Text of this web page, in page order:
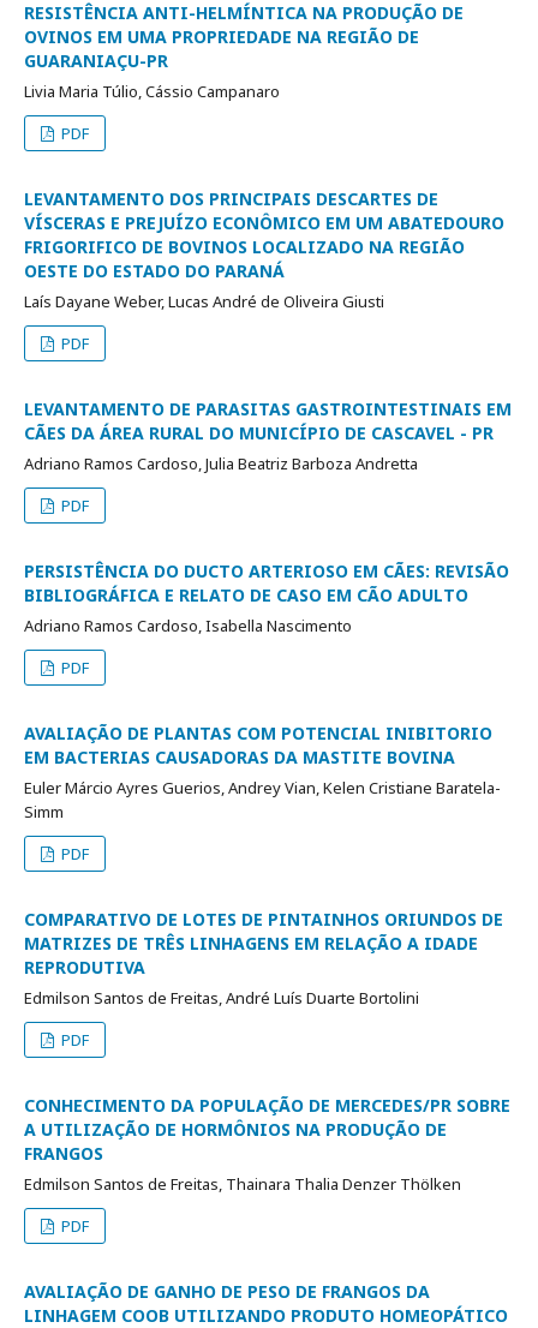
RESISTÊNCIA ANTI-HELMÍNTICA NA PRODUÇÃO DE
OVINOS EM UMA PROPRIEDADE NA REGIÃO DE
GUARANIAÇU-PR
Livia Maria Túlio, Cássio Campanaro
PDF
LEVANTAMENTO DOS PRINCIPAIS DESCARTES DE
VÍSCERAS E PREJUÍZO ECONÔMICO EM UM ABATEDOURO
FRIGORIFICO DE BOVINOS LOCALIZADO NA REGIÃO
OESTE DO ESTADO DO PARANÁ
Laís Dayane Weber, Lucas André de Oliveira Giusti
PDF
LEVANTAMENTO DE PARASITAS GASTROINTESTINAIS EM
CÃES DA ÁREA RURAL DO MUNICÍPIO DE CASCAVEL - PR
Adriano Ramos Cardoso, Julia Beatriz Barboza Andretta
PDF
PERSISTÊNCIA DO DUCTO ARTERIOSO EM CÃES: REVISÃO
BIBLIOGRÁFICA E RELATO DE CASO EM CÃO ADULTO
Adriano Ramos Cardoso, Isabella Nascimento
PDF
AVALIAÇÃO DE PLANTAS COM POTENCIAL INIBITORIO
EM BACTERIAS CAUSADORAS DA MASTITE BOVINA
Euler Márcio Ayres Guerios, Andrey Vian, Kelen Cristiane Baratela-
Simm
PDF
COMPARATIVO DE LOTES DE PINTAINHOS ORIUNDOS DE
MATRIZES DE TRÊS LINHAGENS EM RELAÇÃO A IDADE
REPRODUTIVA
Edmilson Santos de Freitas, André Luís Duarte Bortolini
PDF
CONHECIMENTO DA POPULAÇÃO DE MERCEDES/PR SOBRE
A UTILIZAÇÃO DE HORMÔNIOS NA PRODUÇÃO DE
FRANGOS
Edmilson Santos de Freitas, Thainara Thalia Denzer Thölken
PDF
AVALIAÇÃO DE GANHO DE PESO DE FRANGOS DA
LINHAGEM COOB UTILIZANDO PRODUTO HOMEOPÁTICO